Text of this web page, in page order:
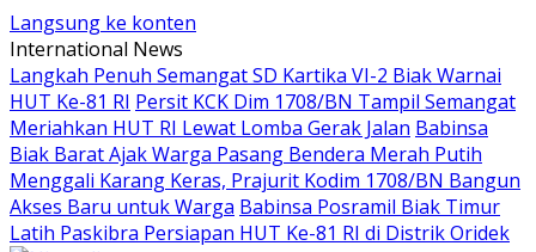
Langsung ke konten
International News
Langkah Penuh Semangat SD Kartika VI-2 Biak Warnai
HUT Ke-81 RI Persit KCK Dim 1708/BN Tampil Semangat
Meriahkan HUT RI Lewat Lomba Gerak Jalan Babinsa
Biak Barat Ajak Warga Pasang Bendera Merah Putih
Menggali Karang Keras, Prajurit Kodim 1708/BN Bangun
Akses Baru untuk Warga Babinsa Posramil Biak Timur
Latih Paskibra Persiapan HUT Ke-81 RI di Distrik Oridek